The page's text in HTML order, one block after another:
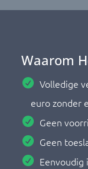
Waarom
Volledige
euro zonder
Geen
Geen
Eenvoudig